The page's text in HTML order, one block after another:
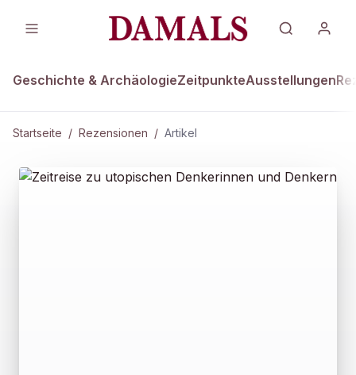
Geschichte & ArchäologieZeitpunkteAusstellungen
Startseite / Rezensionen / Artikel